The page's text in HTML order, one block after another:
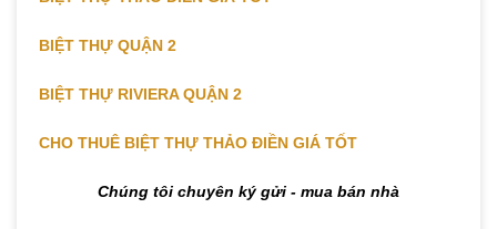
BIỆT THỰ QUẬN 2
BIỆT THỰ RIVIERA QUẬN 2
CHO THUÊ BIỆT THỰ THẢO ĐIỀN GIÁ TỐT
Chúng tôi chuyên ký gửi - mua bán nhà